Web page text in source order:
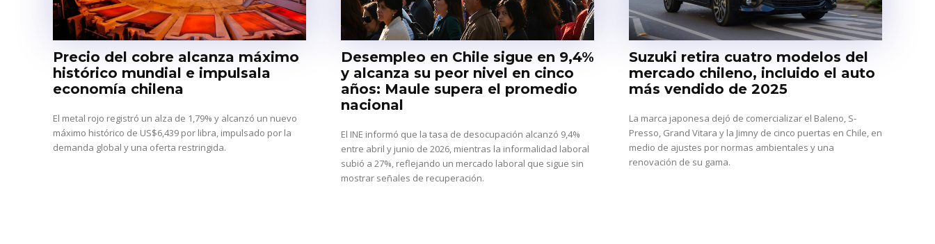
Precio del cobre alcanza máximo
histórico mundial e impulsala
economía chilena
El metal rojo registró un alza de 1,79% y alcanzó un nuevo
máximo histórico de US$6,439 por libra, impulsado por la
demanda global y una oferta restringida.
Desempleo en Chile sigue en 9,4%
y alcanza su peor nivel en cinco
años: Maule supera el promedio
nacional
El INE informó que la tasa de desocupación alcanzó 9,4%
entre abril y junio de 2026, mientras la informalidad laboral
subió a 27%, reflejando un mercado laboral que sigue sin
mostrar señales de recuperación.
Suzuki retira cuatro modelos del
mercado chileno, incluido el auto
más vendido de 2025
La marca japonesa dejó de comercializar el Baleno, S-
Presso, Grand Vitara y la Jimny de cinco puertas en Chile, en
medio de ajustes por normas ambientales y una
renovación de su gama.